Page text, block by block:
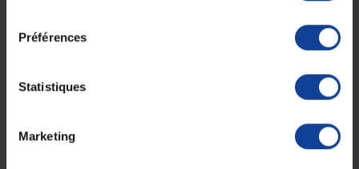
Préférences
Statistiques
Marketing
Laisser agir pendant 10 minutes. Brosser si nécessaire, puis tirer la
Pour un usage responsable, respecter les doses recommandées et
Fiche technique